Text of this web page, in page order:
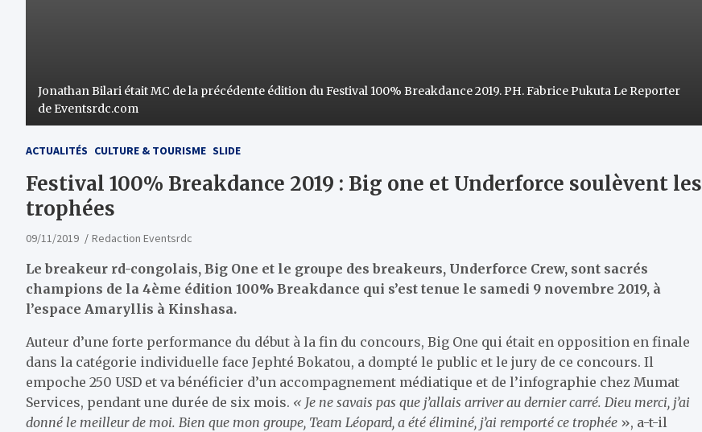
Jonathan Bilari était MC de la précédente édition du Festival 100% Breakdance 2019. PH. Fabrice Pukuta Le Reporter
de Eventsrdc.com
ACTUALITÉS CULTURE & TOURISME SLIDE
Festival 100% Breakdance 2019 : Big one et Underforce soulèvent les
trophées
09/11/2019 Redaction Eventsrdc
Le breakeur rd-congolais, Big One et le groupe des breakeurs, Underforce Crew, sont sacrés
champions de la 4ème édition 100% Breakdance qui s’est tenue le samedi 9 novembre 2019, à
l’espace Amaryllis à Kinshasa.
Auteur d’une forte performance du début à la fin du concours, Big One qui était en opposition en finale
dans la catégorie individuelle face Jephté Bokatou, a dompté le public et le jury de ce concours. Il
empoche 250 USD et va bénéficier d’un accompagnement médiatique et de l’infographie chez Mumat
Services, pendant une durée de six mois. « Je ne savais pas que j’allais arriver au dernier carré. Dieu merci, j’ai
donné le meilleur de moi. Bien que mon groupe, Team Léopard, a été éliminé, j’ai remporté ce trophée », a-t-il